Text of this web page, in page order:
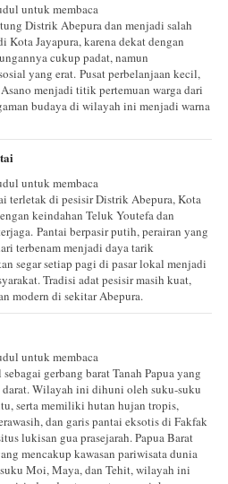
untuk membaca
Distrik Abepura dan menjadi salah
Jayapura, karena dekat dengan
cukup padat, namun
yang erat. Pusat perbelanjaan kecil,
menjadi titik pertemuan warga dari
budaya di wilayah ini menjadi warna
untuk membaca
terletak di pesisir Distrik Abepura, Kota
keindahan Teluk Youtefa dan
Pantai berpasir putih, perairan yang
terbenam menjadi daya tarik
segar setiap pagi di pasar lokal menjadi
Tradisi adat pesisir masih kuat,
modern di sekitar Abepura.
untuk membaca
gerbang barat Tanah Papua yang
Wilayah ini dihuni oleh suku-suku
serta memiliki hutan hujan tropis,
dan garis pantai eksotis di Fakfak
lukisan gua prasejarah. Papua Barat
mencakup kawasan pariwisata dunia
Moi, Maya, dan Tehit, wilayah ini